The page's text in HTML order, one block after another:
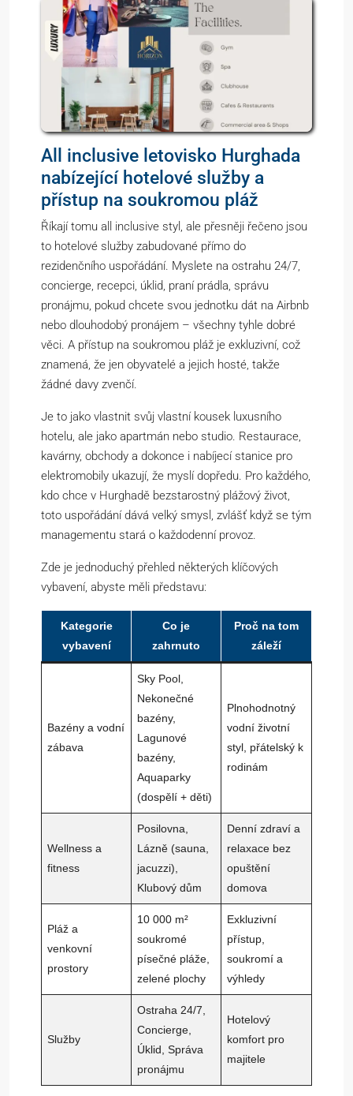
All inclusive letovisko Hurghada
nabízející hotelové služby a
přístup na soukromou pláž
Říkají tomu all inclusive styl, ale přesněji řečeno jsou
to hotelové služby zabudované přímo do
rezidenčního uspořádání. Myslete na ostrahu 24/7,
concierge, recepci, úklid, praní prádla, správu
pronájmu, pokud chcete svou jednotku dát na Airbnb
nebo dlouhodobý pronájem – všechny tyhle dobré
věci. A přístup na soukromou pláž je exkluzivní, což
znamená, že jen obyvatelé a jejich hosté, takže
žádné davy zvenčí.
Je to jako vlastnit svůj vlastní kousek luxusního
hotelu, ale jako apartmán nebo studio. Restaurace,
kavárny, obchody a dokonce i nabíjecí stanice pro
elektromobily ukazují, že myslí dopředu. Pro každého,
kdo chce v Hurghadě bezstarostný plážový život,
toto uspořádání dává velký smysl, zvlášť když se tým
managementu stará o každodenní provoz.
Zde je jednoduchý přehled některých klíčových
vybavení, abyste měli představu:
Kategorie
vybavení
Co je
zahrnuto
Proč na tom
záleží
Bazény a vodní
zábava
Sky Pool,
Nekonečné
bazény,
Lagunové
bazény,
Aquaparky
(dospělí + děti)
Plnohodnotný
vodní životní
styl, přátelský k
rodinám
Wellness a
fitness
Posilovna,
Lázně (sauna,
jacuzzi),
Klubový dům
Denní zdraví a
relaxace bez
opuštění
domova
Pláž a
venkovní
prostory
10 000 m²
soukromé
písečné pláže,
zelené plochy
Exkluzivní
přístup,
soukromí a
výhledy
Služby
Ostraha 24/7,
Concierge,
Úklid, Správa
pronájmu
Hotelový
komfort pro
majitele